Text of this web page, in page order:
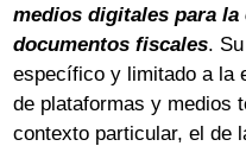
medios digitales para la
documentos fiscales.
específico y limitado a la
de plataformas y medios
contexto particular, el de